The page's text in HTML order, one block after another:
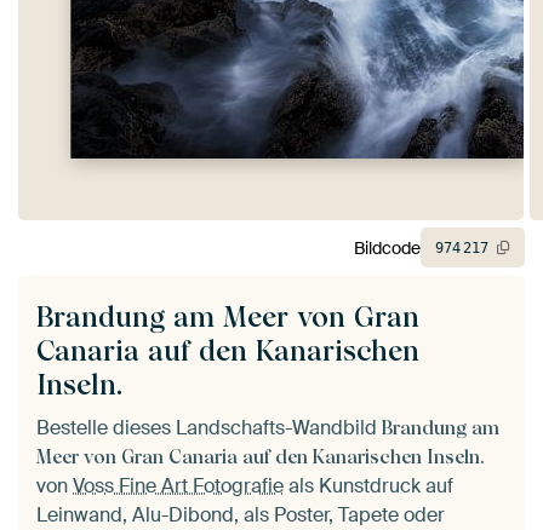
Brandung am Meer von Gran
Canaria auf den Kanarischen
Inseln.
Bestelle dieses Landschafts-Wandbild Brandung am
Meer von Gran Canaria auf den Kanarischen Inseln.
vonVoss Fine Art Fotografieals Kunstdruck auf
Leinwand, Alu-Dibond, als Poster, Tapete oder
Bildcode 974217